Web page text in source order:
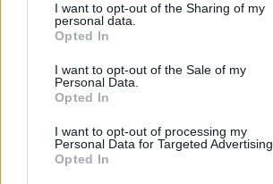
I want to opt-out of the Sharing of my
personal data.
Opted In
I want to opt-out of the Sale of my
Personal Data.
Opted In
I want to opt-out of processing my
Personal Data for Targeted Advertising.
Opted In
afsprek[lees meer...]
Emgality
26-02-2026 | Vrouw | 47
galcanezumab